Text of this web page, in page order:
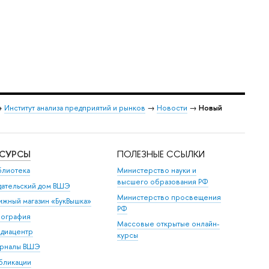
Институт анализа предприятий и рынков → Новости → Новый
дом ВШЭ
магазин «БукВышка»
ВШЭ
ПОЛЕЗНЫЕ ССЫЛКИ
Министерство науки и
высшего образования РФ
Министерство просвещения
РФ
Массовые открытые онлайн-
курсы